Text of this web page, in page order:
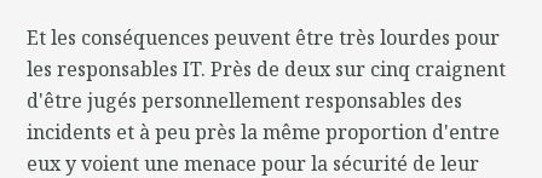
Et les conséquences peuvent être très lourdes pour
les responsables IT. Près de deux sur cinq craignent
d'être jugés personnellement responsables des
incidents et à peu près la même proportion d'entre
eux y voient une menace pour la sécurité de leur